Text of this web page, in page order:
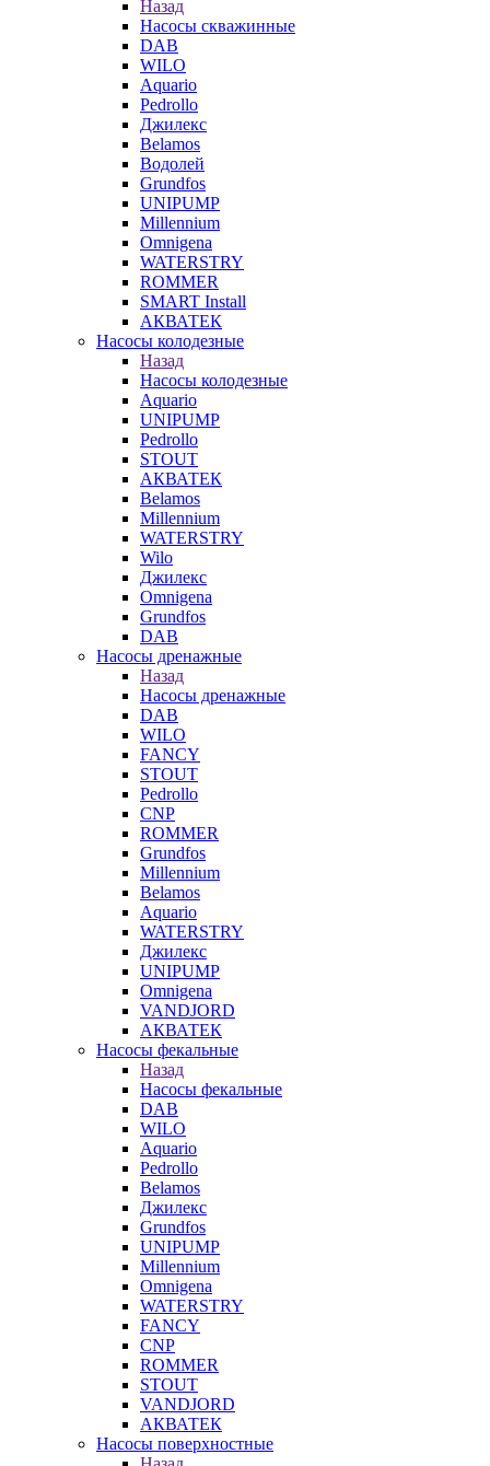
Назад
Насосы скважинные
DAB
WILO
Aquario
Pedrollo
Джилекс
Belamos
Водолей
Grundfos
UNIPUMP
Millennium
Omnigena
WATERSTRY
ROMMER
SMART Install
АКВАТЕК
Насосы колодезные
Назад
Насосы колодезные
Aquario
UNIPUMP
Pedrollo
STOUT
АКВАТЕК
Belamos
Millennium
WATERSTRY
Wilo
Джилекс
Omnigena
Grundfos
DAB
Насосы дренажные
Назад
Насосы дренажные
DAB
WILO
FANCY
STOUT
Pedrollo
CNP
ROMMER
Grundfos
Millennium
Belamos
Aquario
WATERSTRY
Джилекс
UNIPUMP
Omnigena
VANDJORD
АКВАТЕК
Насосы фекальные
Назад
Насосы фекальные
DAB
WILO
Aquario
Pedrollo
Belamos
Джилекс
Grundfos
UNIPUMP
Millennium
Omnigena
WATERSTRY
FANCY
CNP
ROMMER
STOUT
VANDJORD
АКВАТЕК
Насосы поверхностные